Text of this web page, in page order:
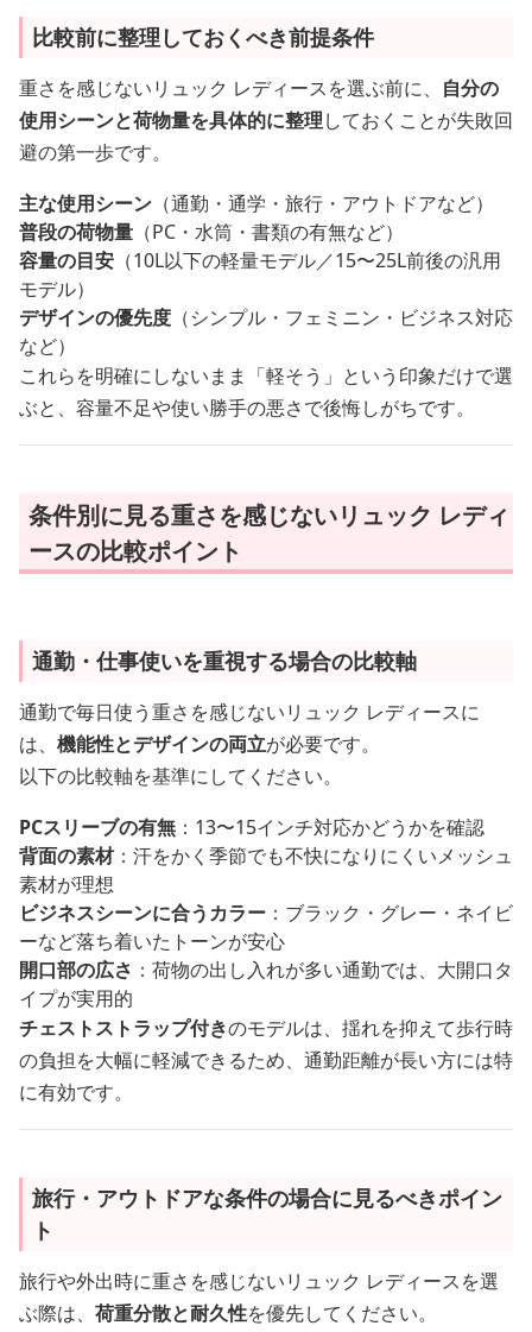
比較前に整理しておくべき前提条件
重さを感じないリュック レディースを選ぶ前に、 自分の
使用シーンと荷物量を具体的に整理しておくことが失敗回
避の第一歩です。
主な使用シーン （通勤・通学・旅行・アウトドアなど）
普段の荷物量 （PC・水筒・書類の有無など）
容量の目安 （10L以下の軽量モデル／15〜25L前後の汎用
モデル）
デザインの優先度 （シンプル・フェミニン・ビジネス対応
など）
これらを明確にしないまま「軽そう」という印象だけで選
ぶと、容量不足や使い勝手の悪さで後悔しがちです。
条件別に見る重さを感じないリュック レディ
ースの比較ポイント
通勤・仕事使いを重視する場合の比較軸
通勤で毎日使う重さを感じないリュック レディースに
は、 機能性とデザインの両立が必要です。
以下の比較軸を基準にしてください。
PCスリーブの有無 ：13〜15インチ対応かどうかを確認
背面の素材：汗をかく季節でも不快になりにくいメッシュ
素材が理想
ビジネスシーンに合うカラー ：ブラック・グレー・ネイビ
ーなど落ち着いたトーンが安心
開口部の広さ ：荷物の出し入れが多い通勤では、大開口タ
イプが実用的
チェストストラップ付きのモデルは、揺れを抑えて歩行時
の負担を大幅に軽減できるため、通勤距離が長い方には特
に有効です。
旅行・アウトドアな条件の場合に見るべきポイン
ト
旅行や外出時に重さを感じないリュック レディースを選
ぶ際は、 荷重分散と耐久性を優先してください。